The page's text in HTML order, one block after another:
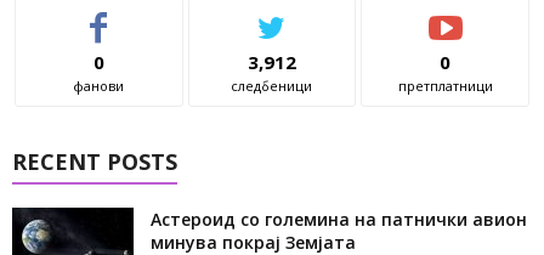
0
фанови
3,912
следбеници
0
претплатници
RECENT POSTS
Астероид со големина на патнички авион
минува покрај Земјата